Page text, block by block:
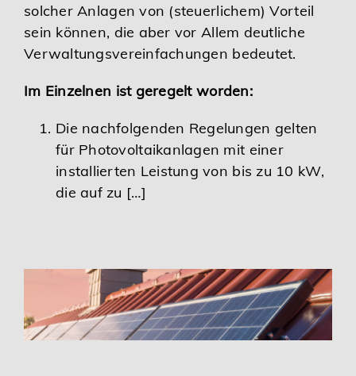
solcher Anlagen von (steuerlichem) Vorteil
sein können, die aber vor Allem deutliche
Verwaltungsvereinfachungen bedeutet.
Im Einzelnen ist geregelt worden:
Die nachfolgenden Regelungen gelten
für Photovoltaikanlagen mit einer
installierten Leistung von bis zu 10 kW,
die auf zu […]